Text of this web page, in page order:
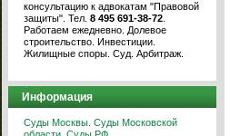
консультацию к адвокатам "Правовой
защиты". Тел. 8 495 691-38-72
Работаем ежедневно. Долевое
строительство. Инвестиции.
Жилищные споры. Суд. Арбитраж.
Информация
Суды Москвы. Суды Московской